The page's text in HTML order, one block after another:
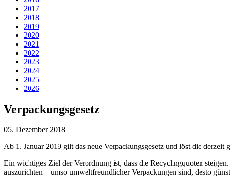
2017
2018
2019
2020
2021
2022
2023
2024
2025
2026
Verpackungsgesetz
05. Dezember 2018
Ab 1. Januar 2019 gilt das neue Verpackungsgesetz und löst die derzeit
Ein wichtiges Ziel der Verordnung ist, dass die Recyclingquoten
auszurichten – umso umweltfreundlicher Verpackungen sind, desto